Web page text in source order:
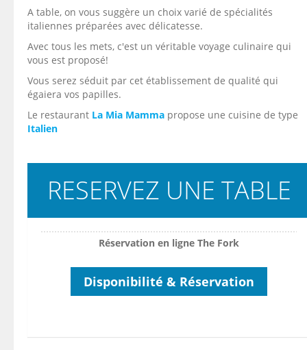
A table, on vous suggère un choix varié de spécialités
italiennes préparées avec délicatesse.
Avec tous les mets, c'est un véritable voyage culinaire qui
vous est proposé!
Vous serez séduit par cet établissement de qualité qui
égaiera vos papilles.
Le restaurant La Mia Mamma propose une cuisine de type
Italien
RESERVEZ UNE TABLE
Réservation en ligne The Fork
Disponibilité & Réservation